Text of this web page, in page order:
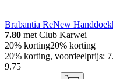
Brabantia ReNew
7.80 met Club Karwei
20% korting20% korting
20% korting, voordeelprijs:
9.75